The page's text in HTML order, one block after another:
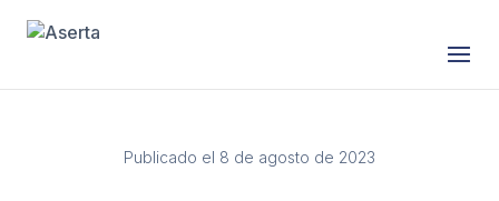
Saltar al contenido
Publicado el 8 de agosto de 2023